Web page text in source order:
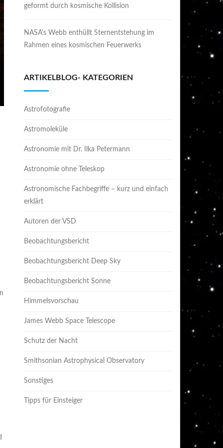
geformt durch kosmische Kollision
NASA’s Webb enthüllt Sternentstehung im
Rahmen eines kosmischen Feuerwerks
ARTIKELBLOG- KATEGORIEN
Astrofotografie
Astromoleküle
Astronomie mit Dr. Ilka Petermann
Astronomie ohne Teleskop
Astronomische Fachbegriffe – kurz und einfach
erklärt
Autoren der VSD
Beobachtungsbericht
Beobachtungsbericht Deep Sky
Beobachtungsbericht Sonne
Himmelsvorschau
James Webb Space Telescope
Schutz der Nacht
Smithsonian Astrophysical Observatory
Sonstiges
Tipps für Einsteiger